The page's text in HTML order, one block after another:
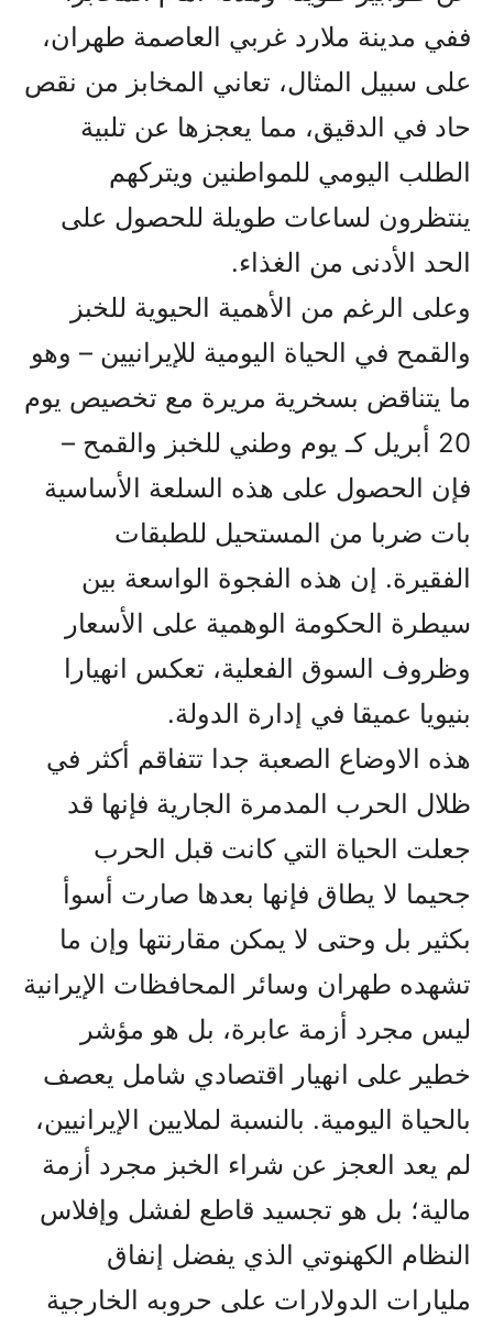
ففي مدينة ملارد غربي العاصمة طهران،
على سبيل المثال، تعاني المخابز من نقص
حاد في الدقيق، مما يعجزها عن تلبية
الطلب اليومي للمواطنين ويتركهم
ينتظرون لساعات طويلة للحصول على
الحد الأدنى من الغذاء.
وعلى الرغم من الأهمية الحيوية للخبز
والقمح في الحياة اليومية للإيرانيين – وهو
ما يتناقض بسخرية مريرة مع تخصيص يوم
20 أبريل كـ يوم وطني للخبز والقمح –
فإن الحصول على هذه السلعة الأساسية
بات ضربا من المستحيل للطبقات
الفقيرة. إن هذه الفجوة الواسعة بين
سيطرة الحكومة الوهمية على الأسعار
وظروف السوق الفعلية، تعكس انهيارا
بنيويا عميقا في إدارة الدولة.
هذه الاوضاع الصعبة جدا تتفاقم أکثر في
ظلال الحرب المدمرة الجارية فإنها قد
جعلت الحياة التي کانت قبل الحرب
جحيما لا يطاق فإنها بعدها صارت أسوأ
بکثير بل وحتى لا يمکن مقارنتها وإن ما
تشهده طهران وسائر المحافظات الإيرانية
ليس مجرد أزمة عابرة، بل هو مؤشر
خطير على انهيار اقتصادي شامل يعصف
بالحياة اليومية. بالنسبة لملايين الإيرانيين،
لم يعد العجز عن شراء الخبز مجرد أزمة
مالية؛ بل هو تجسيد قاطع لفشل وإفلاس
النظام الكهنوتي الذي يفضل إنفاق
مليارات الدولارات على حروبه الخارجية